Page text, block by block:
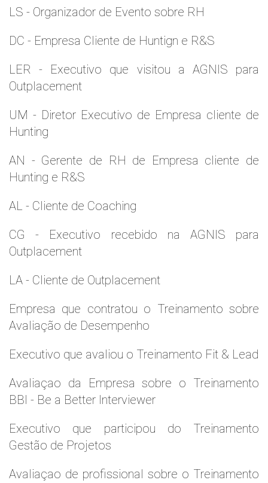
LS - Organizador de Evento sobre RH
DC - Empresa Cliente de Huntign e R&S
LER - Executivo que visitou a AGNIS para
Outplacement
UM - Diretor Executivo de Empresa cliente de
Hunting
AN - Gerente de RH de Empresa cliente de
Hunting e R&S
AL - Cliente de Coaching
CG - Executivo recebido na AGNIS para
Outplacement
LA - Cliente de Outplacement
Empresa que contratou o Treinamento sobre
Avaliação de Desempenho
Executivo que avaliou o Treinamento Fit & Lead
Avaliaçao da Empresa sobre o Treinamento
BBI - Be a Better Interviewer
Executivo que participou do Treinamento
Gestão de Projetos
Avaliaçao de profissional sobre o Treinamento